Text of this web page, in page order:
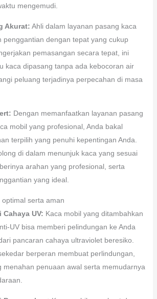
mengemudi.
Akurat: Ahli dalam layanan pasang kaca
penggantian dengan tepat yang cukup
pemasangan secara tepat, ini
kaca dipasang tanpa ada kebocoran air
peluang terjadinya perpecahan di masa
Dengan memanfaatkan layanan pasang
mobil yang profesional, Anda bakal
terpilih yang penuhi kepentingan Anda.
di dalam menunjuk kaca yang sesuai
arahan yang profesional, serta
yang ideal.
serta aman
UV: Kaca mobil yang ditambahkan
UV bisa memberi pelindungan ke Anda
pancaran cahaya ultraviolet beresiko.
berperan membuat perlindungan,
menahan penuaan awal serta memudarnya